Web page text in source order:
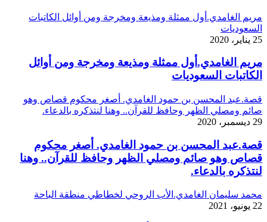
مريم الغامدي.أول ممثلة ومذيعة ومخرجة ومن أوائل الكاتبات
السعوديات
25 يناير، 2020
مريم الغامدي.أول ممثلة ومذيعة ومخرجة ومن أوائل
الكاتبات السعوديات
قصة.عبد المحسن بن حمود الغامدي. أصغر محكوم قصاص وهو
صائم ومصلي الظهر وحافظ للقرآن.. وهنا لنتذكره بالدعاء.
29 ديسمبر، 2020
قصة.عبد المحسن بن حمود الغامدي. أصغر محكوم
قصاص وهو صائم ومصلي الظهر وحافظ للقرآن.. وهنا
لنتذكره بالدعاء.
محمد سليمان الغامدي.الأب الروحي لخطاطي منطقة الباحة
22 يونيو، 2021